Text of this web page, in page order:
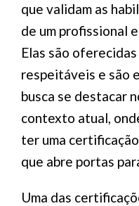
que validam as
de um profissional
Elas são
respeitáveis e são
busca se destacar
contexto atual,
ter uma
que abre portas
Uma das